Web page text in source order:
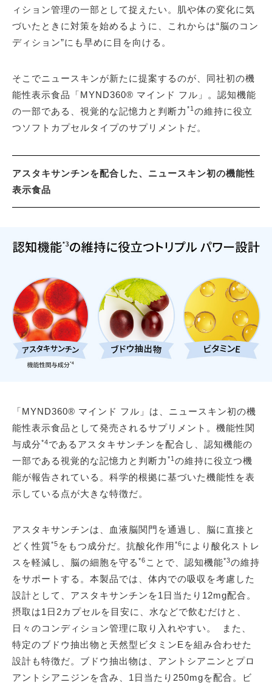
ィション管理の一部として捉えたい。肌や体の変化に気
づいたときに対策を始めるように、これからは“脳のコン
ディション”にも早めに目を向ける。
そこでニュースキンが新たに提案するのが、同社初の機
能性表示食品「MYND360® マインド フル」。認知機能
の一部である、視覚的な記憶力と判断力 *1 の維持に役立
つソフトカプセルタイプのサプリメントだ。
アスタキサンチンを配合した、ニュースキン初の機能性
表示食品
「MYND360® マインド フル」は、ニュースキン初の機
能性表示食品として発売されるサプリメント。機能性関
与成分*4であるアスタキサンチンを配合し、認知機能の
一部である視覚的な記憶力と判断力 *1 の維持に役立つ機
能が報告されている。科学的根拠に基づいた機能性を表
示している点が大きな特徴だ。
アスタキサンチンは、血液脳関門を通過し、脳に直接と
どく性質*5 をもつ成分だ。抗酸化作用*6により酸化ストレ
スを軽減し、脳の細胞を守る *6 ことで、認知機能*3の維持
をサポートする。本製品では、体内での吸収を考慮した
設計として、アスタキサンチンを1日当たり12mg配合。
摂取は1日2カプセルを目安に、水などで飲むだけと、
日々のコンディション管理に取り入れやすい。 また、
特定のブドウ抽出物と天然型ビタミンEを組み合わせた
設計も特徴だ。ブドウ抽出物は、アントシアニンとプロ
アントシアニジンを含み、1日当たり250mgを配合。ビ